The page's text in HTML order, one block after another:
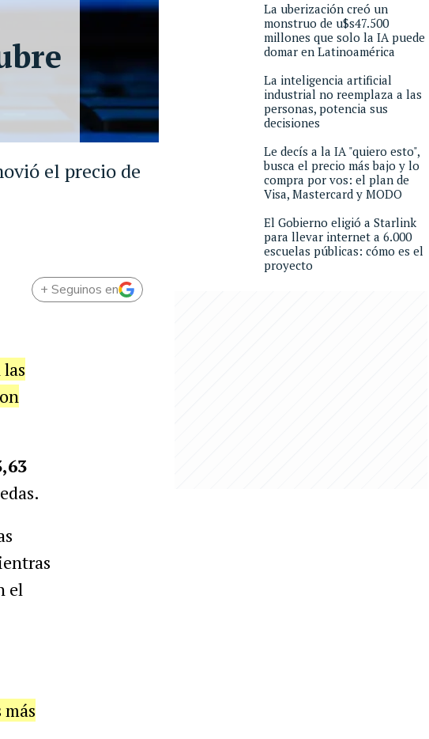
el precio de
+ Seguinos en
las
el
La uberización creó un
monstruo de u$s47.500
millones que solo la IA puede
domar en Latinoamérica
La inteligencia artificial
industrial no reemplaza a las
personas, potencia sus
decisiones
Le decís a la IA "quiero esto",
busca el precio más bajo y lo
compra por vos: el plan de
Visa, Mastercard y MODO
El Gobierno eligió a Starlink
para llevar internet a 6.000
escuelas públicas: cómo es el
proyecto